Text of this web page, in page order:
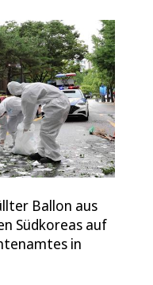
Ballon aus
Südkoreas auf
in